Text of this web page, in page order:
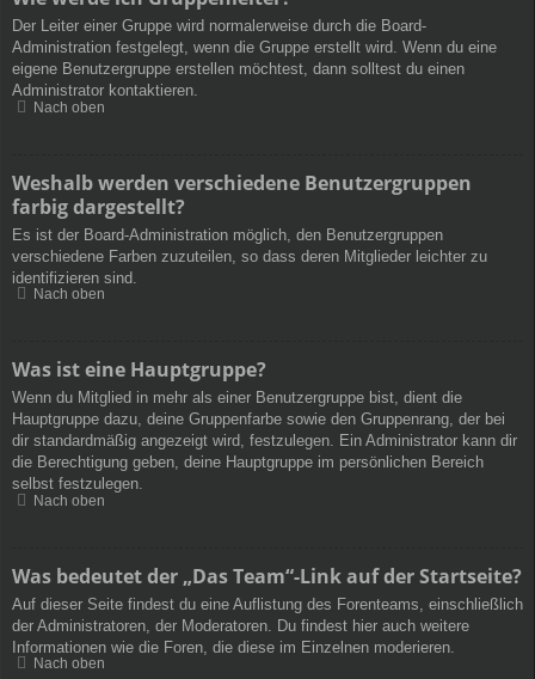
Der Leiter einer Gruppe wird normalerweise durch die Board-
Administration festgelegt, wenn die Gruppe erstellt wird. Wenn du eine
eigene Benutzergruppe erstellen möchtest, dann solltest du einen
Administrator kontaktieren.
Nach oben
Weshalb werden verschiedene Benutzergruppen
farbig dargestellt?
Es ist der Board-Administration möglich, den Benutzergruppen
verschiedene Farben zuzuteilen, so dass deren Mitglieder leichter zu
identifizieren sind.
Nach oben
Was ist eine Hauptgruppe?
Wenn du Mitglied in mehr als einer Benutzergruppe bist, dient die
Hauptgruppe dazu, deine Gruppenfarbe sowie den Gruppenrang, der bei
dir standardmäßig angezeigt wird, festzulegen. Ein Administrator kann dir
die Berechtigung geben, deine Hauptgruppe im persönlichen Bereich
selbst festzulegen.
Nach oben
Was bedeutet der „Das Team“-Link auf der Startseite?
Auf dieser Seite findest du eine Auflistung des Forenteams, einschließlich
der Administratoren, der Moderatoren. Du findest hier auch weitere
Informationen wie die Foren, die diese im Einzelnen moderieren.
Nach oben